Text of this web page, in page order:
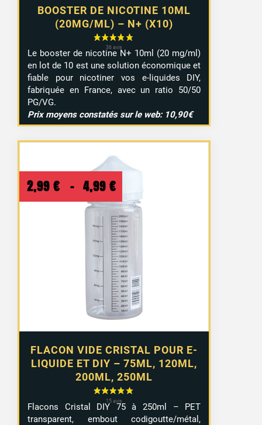
BOOSTER DE NICOTINE 10ML
(20MG/ML) – N+ (X10)
Le booster de nicotine N+ 10ml (20 mg/ml)
en lot de 10 est une solution économique et
fiable pour nicotiner vos e-liquides DIY,
fabriquée en France, avec un ratio 50/50
PG/VG.
Prix moyens constatés sur le web: 10,90€
FLACON VIDE CRISTAL POUR E-
LIQUIDE ET DIY – 75ML, 120ML,
200ML, 250ML
2,99 € – 4,99 €
de
prix :
2,99 €
à
4,99 €
Flacons Cristal DIY 75 à 250ml – PET
transparent, embout codigoutte/métal,